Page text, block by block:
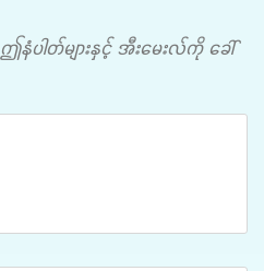
နံပါတ်များနှင့် အီးမေးလ်ကို ခေါ်